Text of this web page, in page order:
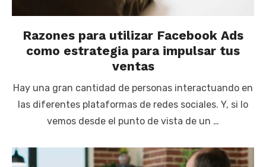
Razones para utilizar Facebook Ads
como estrategia para impulsar tus
ventas
Hay una gran cantidad de personas interactuando en
las diferentes plataformas de redes sociales. Y, si lo
vemos desde el punto de vista de un …